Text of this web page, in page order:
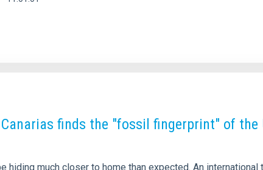
Canarias finds the "fossil fingerprint" of
hiding much closer to home than expected. An